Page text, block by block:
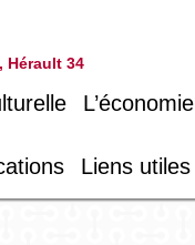
Hérault 34
L’économie
Liens utiles